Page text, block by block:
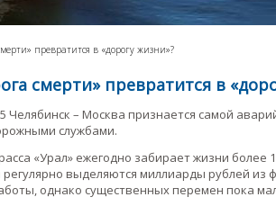
превратится в «дорогу жизни»?
смерти» превратится в
Челябинск – Москва признается самой
службами.
«Урал» ежегодно забирает жизни более
выделяются миллиарды рублей из
однако существенных перемен пока